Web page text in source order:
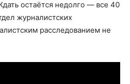
остаётся недолго — все 40
журналистских
расследованием не